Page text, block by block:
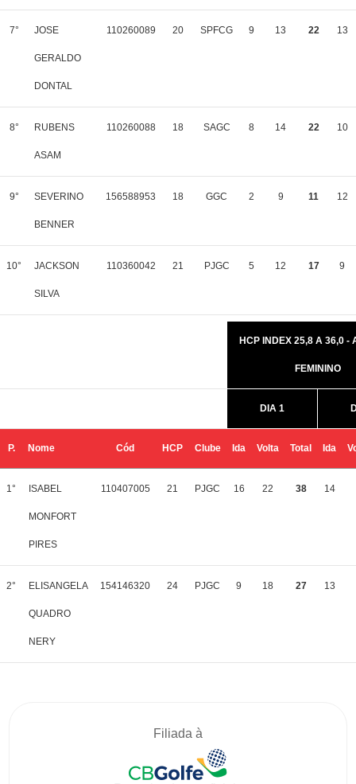
7° JOSE
GERALDO
DONTAL
110260089 20 SPFCG 9 13 22 13
8° RUBENS
ASAM
110260088 18 SAGC 8 14 22 10
9° SEVERINO
BENNER
156588953 18 GGC 2 9 11 12
10° JACKSON
SILVA
110360042 21 PJGC 5 12 17 9
HCP INDEX 25,8 A 36,0 -
FEMININO
DIA 1
P. Nome Cód HCP Clube Ida Volta Total Ida
1° ISABEL
MONFORT
PIRES
110407005 21 PJGC 16 22 38 14
2° ELISANGELA
QUADRO
NERY
154146320 24 PJGC 9 18 27 13
Filiada à